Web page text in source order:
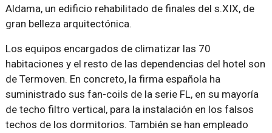
Aldama, un edificio rehabilitado de finales del s.XIX, de
gran belleza arquitectónica.
Los equipos encargados de climatizar las 70
habitaciones y el resto de las dependencias del hotel son
de Termoven. En concreto, la firma española ha
suministrado sus fan-coils de la serie FL, en su mayoría
de techo filtro vertical, para la instalación en los falsos
techos de los dormitorios. También se han empleado